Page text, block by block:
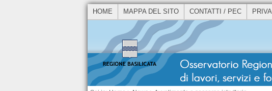
HOME MAPPA DEL SITO CONTATTI / PEC